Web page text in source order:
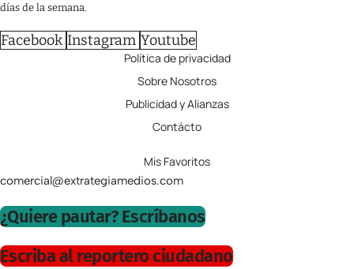
días de la semana.
Facebook Instagram Youtube
Política de privacidad
Sobre Nosotros
Publicidad y Alianzas
Contácto
Mis Favoritos
comercial@extrategiamedios.com
¿Quiere pautar? Escríbanos
Escriba al reportero ciudadano